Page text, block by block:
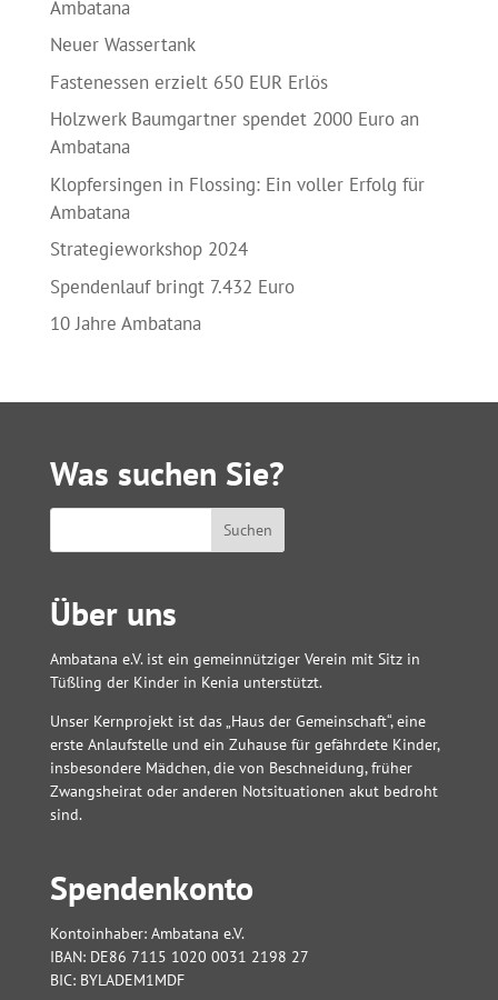
Ambatana
Neuer Wassertank
Fastenessen erzielt 650 EUR Erlös
Holzwerk Baumgartner spendet 2000 Euro an
Ambatana
Klopfersingen in Flossing: Ein voller Erfolg für
Ambatana
Strategieworkshop 2024
Spendenlauf bringt 7.432 Euro
10 Jahre Ambatana
Was suchen Sie?
Über uns
Ambatana e.V. ist ein gemeinnütziger Verein mit Sitz in
Tüßling der Kinder in Kenia unterstützt.
Unser Kernprojekt ist das „Haus der Gemeinschaft“, eine
erste Anlaufstelle und ein Zuhause für gefährdete Kinder,
insbesondere Mädchen, die von Beschneidung, früher
Zwangsheirat oder anderen Notsituationen akut bedroht
sind.
Spendenkonto
Kontoinhaber: Ambatana e.V.
IBAN: DE86 7115 1020 0031 2198 27
BIC: BYLADEM1MDF